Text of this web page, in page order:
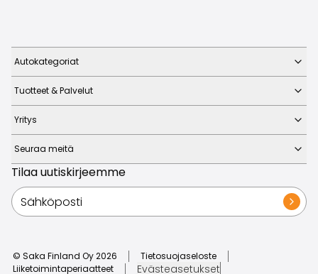
Autokategoriat
Tuotteet & Palvelut
Yritys
Seuraa meitä
Tilaa uutiskirjeemme
© Saka Finland Oy2026
Tietosuojaseloste
Liiketoimintaperiaatteet
Evästeasetukset